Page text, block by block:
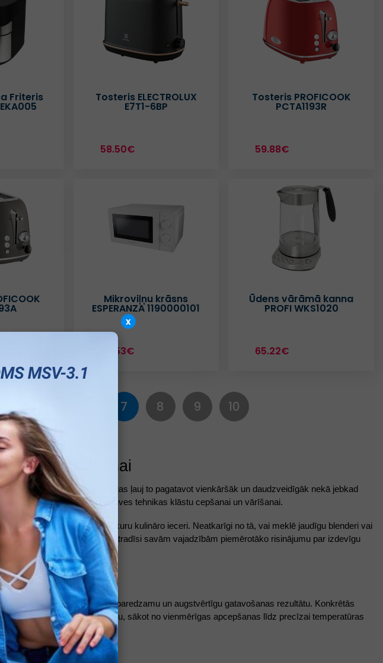
Friteris Tosteris ELECTROLUX
E7T1-6BP
58.50€
Tosteris PROFICOOK
PCTA1193R
59.88€
Mikroviļņu krāsns
ESPERANZA 1190000101
63.53€
Ūdens vārāmā kanna
PROFI WKS1020
65.22€
4 7 8 9 10
un vārīšanai
un mūsdienu tehnoloģijas ļauj to pagatavot vienkāršāk un daudzveidīgāk nekā jebkad
VDE piedāvā plašu virtuves tehnikas klāstu cepšanai un vārīšanai.
kas palīdzēs īstenot jebkuru kulināro ieceri. Neatkarīgi no tā, vai meklē jaudīgu blenderi vai
mūsu veikalos visā Latvijā atradīsi savām vajadzībām piemērotāko risinājumu par izdevīgu
ceļvedis
risinājumi, kas nodrošina paredzamu un augstvērtīgu gatavošanas rezultātu. Konkrētās
faktori, kas ļauj panākt visu, sākot no vienmērīgas apcepšanas līdz precīzai temperatūras
x